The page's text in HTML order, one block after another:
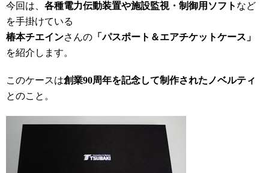
今回は、 各種電力伝動装置や施設監視・制御用ソフト など
を手掛けている
椿本チエインさんの 「パスポート＆エアチケットケース」
を紹介します。
このケースは創業90周年を記念して制作されたノベルティ
とのこと。